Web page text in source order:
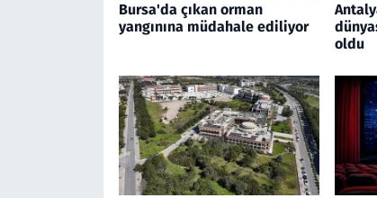
Bursa'da çıkan orman
yangınına müdahale ediliyor
oldu